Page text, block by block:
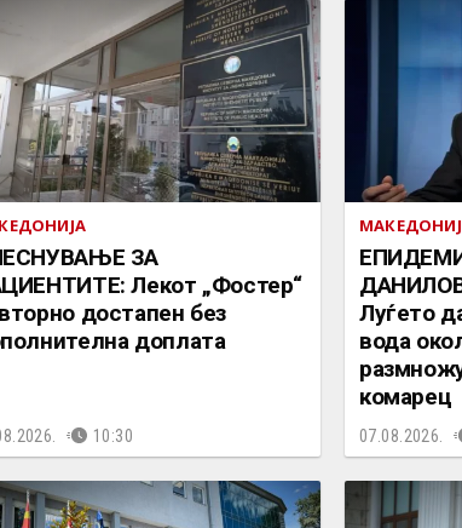
ЗА
Лекот „Фостер“
достапен без
доплата
10:30
Луѓето
вода
комарец
07.08.2026.